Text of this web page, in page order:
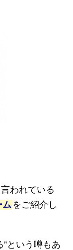
われている
ム をご紹介し
”という噂もあ